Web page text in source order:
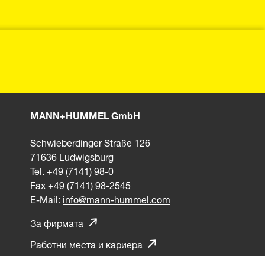
MANN+HUMMEL GmbH
Schwieberdinger Straße 126
71636 Ludwigsburg
Tel. +49 (7141) 98-0
Fax +49 (7141) 98-2545
E-Mail: info@mann-hummel.com
За фирмата
Работни места и кариера